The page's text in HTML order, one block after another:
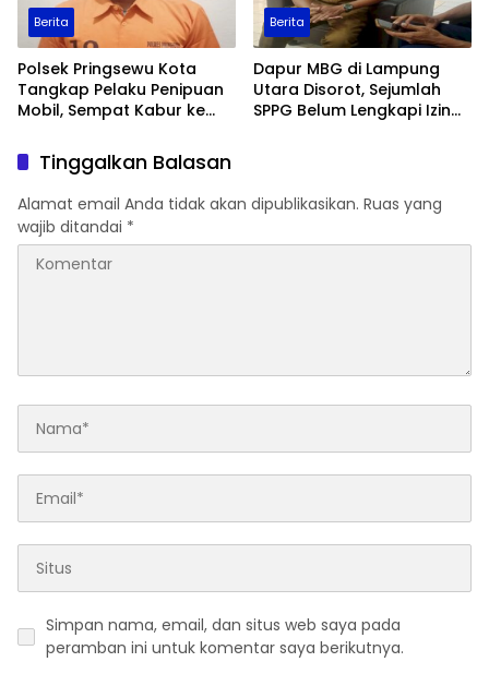
Berita
Polsek Pringsewu Kota
Tangkap Pelaku Penipuan
Mobil, Sempat Kabur ke
Berita
Dapur MBG di Lampung
Utara Disorot, Sejumlah
SPPG Belum Lengkapi Izin
Tinggalkan Balasan
Alamat email Anda tidak akan dipublikasikan. Ruas yang
wajib ditandai *
Simpan nama, email, dan situs web saya pada
peramban ini untuk komentar saya berikutnya.